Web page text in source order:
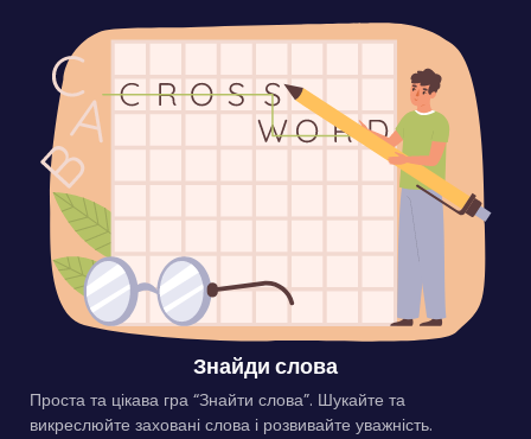
Знайди слова
Проста та цікава гра “Знайти слова”. Шукайте та
викреслюйте заховані слова і розвивайте уважність.